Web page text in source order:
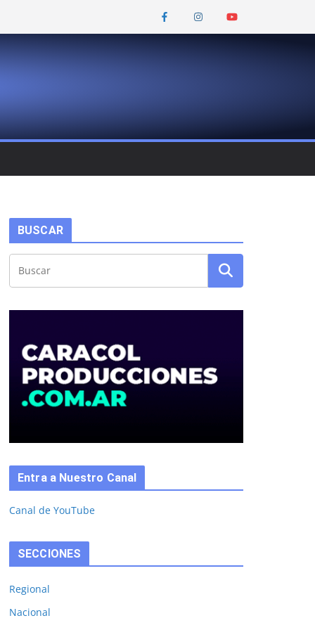
BUSCAR
Entra a Nuestro Canal
Canal de YouTube
SECCIONES
Regional
Nacional